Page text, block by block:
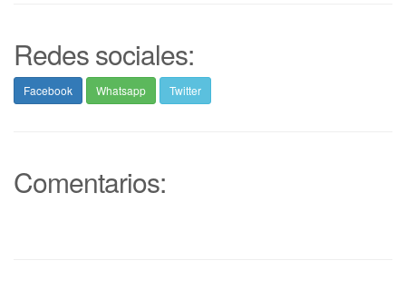
Redes sociales:
Facebook Whatsapp Twitter
Comentarios: